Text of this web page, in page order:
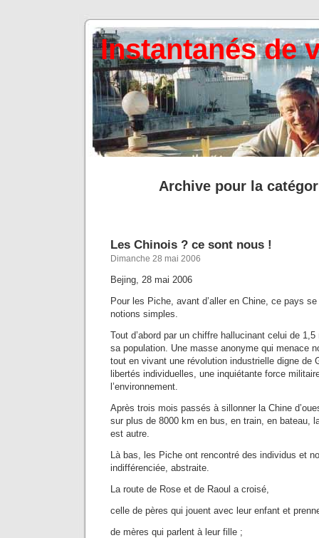
Instantanés de
Archive pour la
Les Chinois ? ce sont nous !
Dimanche 28 mai 2006
Bejing, 28 mai 2006
Pour les Piche, avant d’aller en Chine, ce pays
notions simples.
Tout d’abord par un chiffre hallucinant celui de
sa population. Une masse anonyme qui menace
tout en vivant une révolution industrielle digne de
libertés individuelles, une inquiétante force
l’environnement.
Après trois mois passés à sillonner la Chine
sur plus de 8000 km en bus, en train, en bateau,
est autre.
Là bas, les Piche ont rencontré des individus et
indifférenciée, abstraite.
La route de Rose et de Raoul a croisé,
celle de pères qui jouent avec leur enfant et
de mères qui parlent à leur fille ;